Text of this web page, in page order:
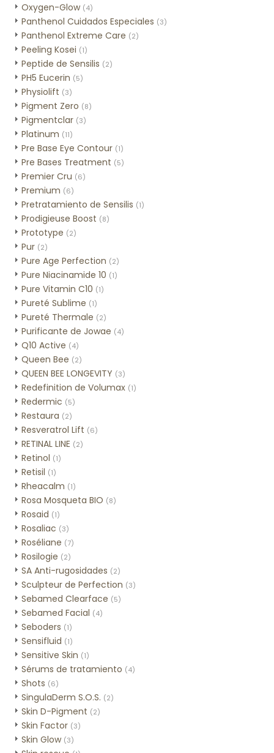
Oxygen-Glow (4)
Panthenol Cuidados Especiales (3)
Panthenol Extreme Care (2)
Peeling Kosei (1)
Peptide de Sensilis (2)
PH5 Eucerin (5)
Physiolift (3)
Pigment Zero (8)
Pigmentclar (3)
Platinum (11)
Pre Base Eye Contour (1)
Pre Bases Treatment (5)
Premier Cru (6)
Premium (6)
Pretratamiento de Sensilis (1)
Prodigieuse Boost (8)
Prototype (2)
Pur (2)
Pure Age Perfection (2)
Pure Niacinamide 10 (1)
Pure Vitamin C10 (1)
Pureté Sublime (1)
Pureté Thermale (2)
Purificante de Jowae (4)
Q10 Active (4)
Queen Bee (2)
QUEEN BEE LONGEVITY (3)
Redefinition de Volumax (1)
Redermic (5)
Restaura (2)
Resveratrol Lift (6)
RETINAL LINE (2)
Retinol (1)
Retisil (1)
Rheacalm (1)
Rosa Mosqueta BIO (8)
Rosaid (1)
Rosaliac (3)
Roséliane (7)
Rosilogie (2)
SA Anti-rugosidades (2)
Sculpteur de Perfection (3)
Sebamed Clearface (5)
Sebamed Facial (4)
Seboders (1)
Sensifluid (1)
Sensitive Skin (1)
Sérums de tratamiento (4)
Shots (6)
SingulaDerm S.O.S. (2)
Skin D-Pigment (2)
Skin Factor (3)
Skin Glow (3)